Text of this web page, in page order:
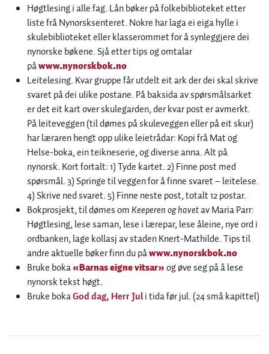
Høgtlesing i alle fag. Lån bøker på folkebiblioteket etter
liste frå Nynorsksenteret. Nokre har laga ei eiga hylle i
skulebiblioteket eller klasserommet for å synleggjere dei
nynorske bøkene. Sjå etter tips og omtalar
påwww.nynorskbok.no
Leitelesing. Kvar gruppe får utdelt eit ark der dei skal skrive
svaret på dei ulike postane. På baksida av spørsmålsarket
er det eit kart over skulegarden, der kvar post er avmerkt.
På leiteveggen (til dømes på skuleveggen eller på eit skur)
har læraren hengt opp ulike leietrådar: Kopi frå Mat og
Helse-boka, ein teikneserie, og diverse anna. Alt på
nynorsk. Kort fortalt: 1) Tyde kartet. 2) Finne post med
spørsmål. 3) Springe til veggen for å finne svaret – leitelese.
4) Skrive ned svaret. 5) Finne neste post, totalt 12 postar.
Bokprosjekt, til dømes om Keeperen og havetav Maria Parr:
Høgtlesing, lese saman, lese i lærepar, lese åleine, nye ord i
ordbanken, lage kollasj av staden Knert-Mathilde. Tips til
andre aktuelle bøker finn du påwww.nynorskbok.no
Bruke boka«Barnas eigne vitsar»og øve seg på å lese
nynorsk tekst høgt.
Bruke bokaGod dag, Herr Juli tida før jul. (24 små kapittel)